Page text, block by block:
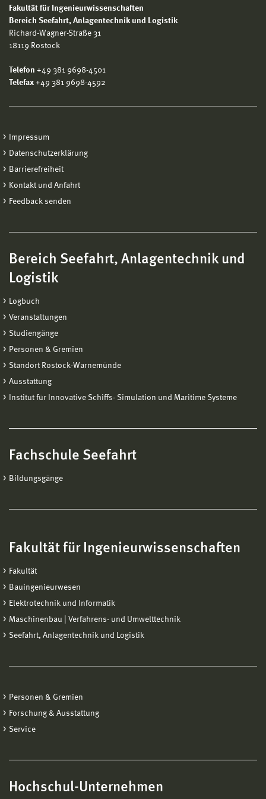
M.Sc. Anna-Sophie Gleue
M.Sc. Deawon Kim
M.Sc. Caspar-M. Krüger
M.Sc. Olivia Schulze
Dipl.-Ing. Walter Köpnick
Dipl.-Ing. Tino Riebe
B.Sc. Jörg Kästner
Fakultät für Ingenieurwissenschaften
Bereich Seefahrt, Anlagentechnik und Logistik
Richard-Wagner-Straße 31
18119 Rostock
Telefon +49 381 9698-4501
Telefax +49 381 9698-4592
Impressum
Datenschutzerklärung
Barrierefreiheit
Kontakt und Anfahrt
Feedback senden
Bereich Seefahrt, Anlagentechnik und
Logistik
Logbuch
Veranstaltungen
Studiengänge
Personen & Gremien
Standort Rostock-Warnemünde
Ausstattung
Institut für Innovative Schiffs- Simulation und Maritime Systeme
Fachschule Seefahrt
Bildungsgänge
Fakultät für Ingenieurwissenschaften
Fakultät
Bauingenieurwesen
Elektrotechnik und Informatik
Maschinenbau | Verfahrens- und Umwelttechnik
Seefahrt, Anlagentechnik und Logistik
Personen & Gremien
Forschung & Ausstattung
Service
Hochschul-Unternehmen